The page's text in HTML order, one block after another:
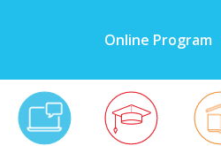
Online Program